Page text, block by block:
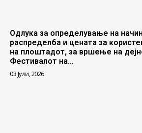
Одлука за определување на
распределба и цената за
на плоштадот, за вршење на
Фестивалот на...
03 Јули, 2026